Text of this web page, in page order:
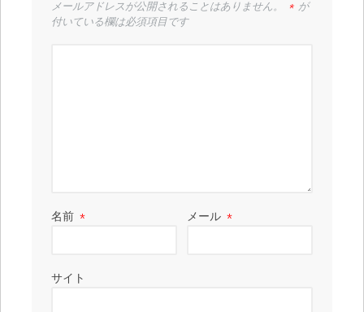
メールアドレスが公開されることはありません。 *が
付いている欄は必須項目です
名前 * メール*
サイト